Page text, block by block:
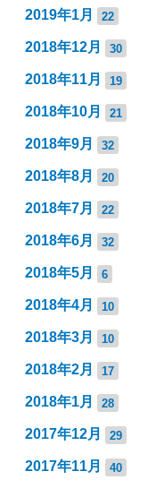
2019年1月 22
2018年12月 30
2018年11月 19
2018年10月 21
2018年9月 32
2018年8月 20
2018年7月 22
2018年6月 32
2018年5月 6
2018年4月 10
2018年3月 10
2018年2月 17
2018年1月 28
2017年12月 29
2017年11月 40